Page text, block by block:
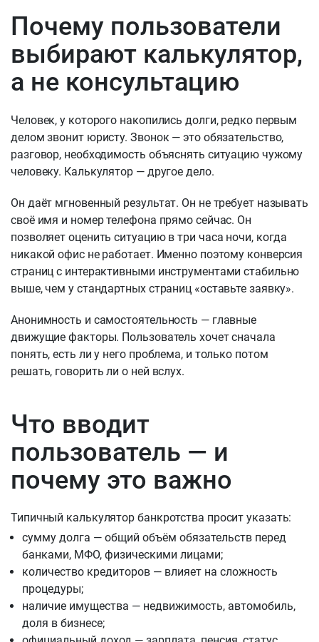
Почему пользователи
выбирают калькулятор,
а не консультацию
Человек, у которого накопились долги, редко первым
делом звонит юристу. Звонок — это обязательство,
разговор, необходимость объяснять ситуацию чужому
человеку. Калькулятор — другое дело.
Он даёт мгновенный результат. Он не требует называть
своё имя и номер телефона прямо сейчас. Он
позволяет оценить ситуацию в три часа ночи, когда
никакой офис не работает. Именно поэтому конверсия
страниц с интерактивными инструментами стабильно
выше, чем у стандартных страниц «оставьте заявку».
Анонимность и самостоятельность — главные
движущие факторы. Пользователь хочет сначала
понять, есть ли у него проблема, и только потом
решать, говорить ли о ней вслух.
Что вводит
пользователь — и
почему это важно
Типичный калькулятор банкротства просит указать:
сумму долга — общий объём обязательств перед
банками, МФО, физическими лицами;
количество кредиторов — влияет на сложность
процедуры;
наличие имущества — недвижимость, автомобиль,
доля в бизнесе;